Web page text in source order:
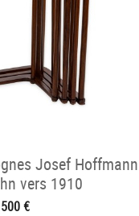
Josef Hoffmann
vers 1910
€